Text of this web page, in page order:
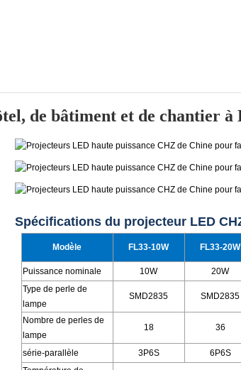
de bâtiment et de chantier
Spécifications du projecteur LED
Modèle FL33-10W FL33-20W
Puissance nominale 10W 20W
Type de perle de
lampe
SMD2835 SMD2835
Nombre de perles de
lampe
18 36
série-parallèle 3P6S 6P6S